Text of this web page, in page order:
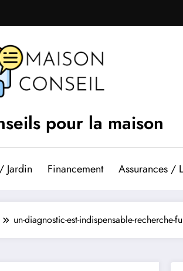
pour la maison
Jardin Financement Assurances /
un-diagnostic-est-indispensable-recherche-